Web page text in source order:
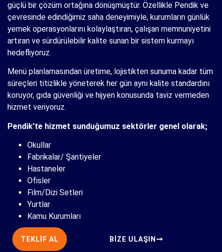
güçlü bir çözüm ortağına dönüşmüştür. Özellikle Pendik ve
çevresinde edindiğimiz saha deneyimiyle, kurumların günlük
yemek operasyonlarını kolaylaştıran, çalışan memnuniyetini
artıran ve sürdürülebilir kalite sunan bir sistem kurmayı
hedefliyoruz.
Menü planlamasından üretime, lojistikten sunuma kadar tüm
süreçleri titizlikle yöneterek her gün aynı kalite standardını
koruyor, gıda güvenliği ve hijyen konusunda taviz vermeden
hizmet veriyoruz.
Pendik’te hizmet sunduğumuz sektörler genel olarak;
Okullar
Fabrikalar/ Şantiyeler
Hastaneler
Ofisler
Film/Dizi Setleri
Yurtlar
Kamu Kurumları
TEKLIF AL BIZE ULAŞIN